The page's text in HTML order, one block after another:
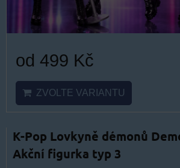
od 499 Kč
ZVOLTE VARIANTU
K-Pop Lovkyně démonů
Akční figurka typ 3